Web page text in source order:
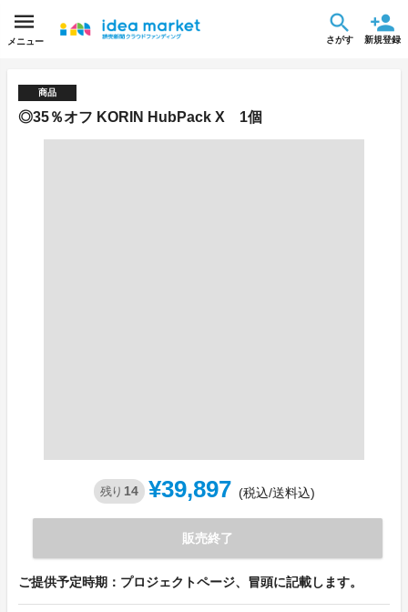
メニュー さがす 新規登録
商品
◎35％オフ KORIN HubPack X 1個
残り 14 ¥39,897 (税込/送料込)
販売終了
ご提供予定時期：プロジェクトページ、冒頭に記載します。